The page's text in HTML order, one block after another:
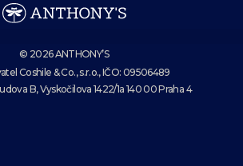
© 2026 ANTHONY’S
Coshile & Co., s.r.o., IČO: 09506489
B, Vyskočilova 1422/1a 140 00 Praha 4